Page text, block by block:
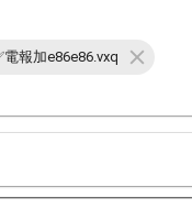
報加e86e86.vxq